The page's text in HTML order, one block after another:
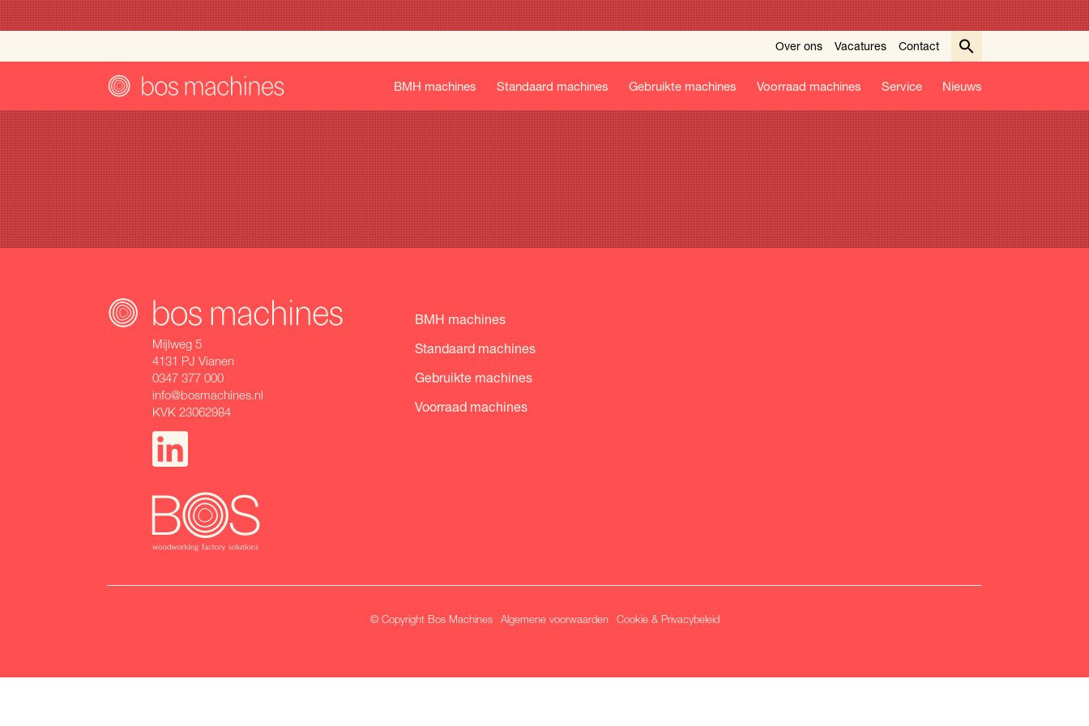
Over ons Vacatures Contact
BMH machines Standaard machines Gebruikte machines Voorraad machines Service Nieuws
Mijlweg 5
4131 PJ Vianen
0347 377 000
info@bosmachines.nl
KVK 23062984
BMH machines
Standaard machines
Gebruikte machines
Voorraad machines
© Copyright Bos Machines Algemene voorwaarden Cookie & Privacybeleid